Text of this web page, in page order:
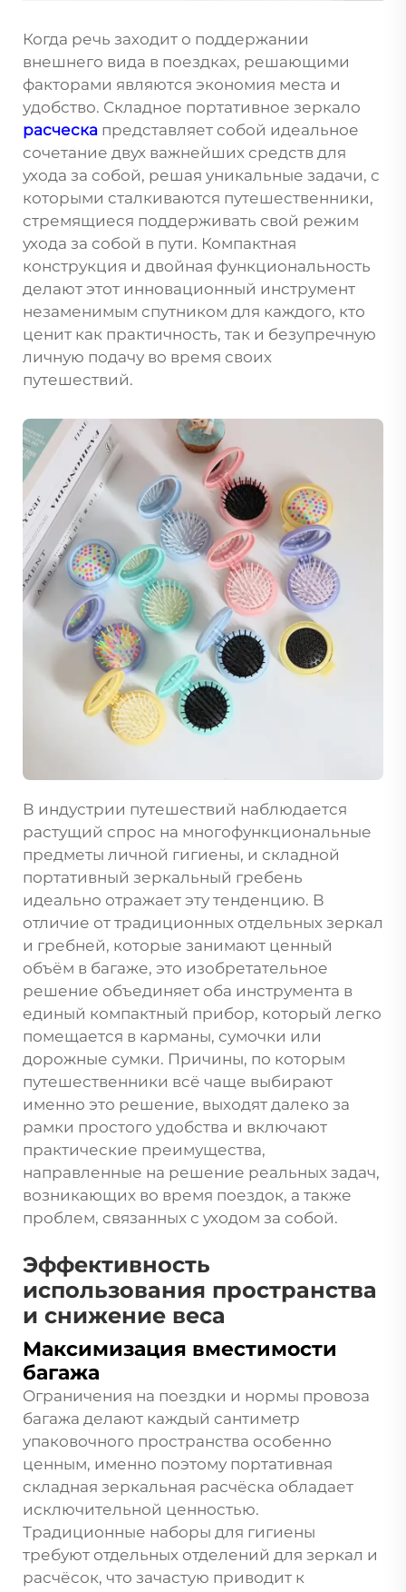
Когда речь заходит о поддержании
внешнего вида в поездках, решающими
факторами являются экономия места и
удобство. Складное портативное зеркало
расческа представляет собой идеальное
сочетание двух важнейших средств для
ухода за собой, решая уникальные задачи, с
которыми сталкиваются путешественники,
стремящиеся поддерживать свой режим
ухода за собой в пути. Компактная
конструкция и двойная функциональность
делают этот инновационный инструмент
незаменимым спутником для каждого, кто
ценит как практичность, так и безупречную
личную подачу во время своих
путешествий.
В индустрии путешествий наблюдается
растущий спрос на многофункциональные
предметы личной гигиены, и складной
портативный зеркальный гребень
идеально отражает эту тенденцию. В
отличие от традиционных отдельных зеркал
и гребней, которые занимают ценный
объём в багаже, это изобретательное
решение объединяет оба инструмента в
единый компактный прибор, который легко
помещается в карманы, сумочки или
дорожные сумки. Причины, по которым
путешественники всё чаще выбирают
именно это решение, выходят далеко за
рамки простого удобства и включают
практические преимущества,
направленные на решение реальных задач,
возникающих во время поездок, а также
проблем, связанных с уходом за собой.
Эффективность
использования пространства
и снижение веса
Максимизация вместимости
багажа
Ограничения на поездки и нормы провоза
багажа делают каждый сантиметр
упаковочного пространства особенно
ценным, именно поэтому портативная
складная зеркальная расчёска обладает
исключительной ценностью.
Традиционные наборы для гигиены
требуют отдельных отделений для зеркал и
расчёсок, что зачастую приводит к